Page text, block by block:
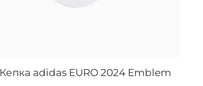
Кепка adidas EURO 2024 Emblem